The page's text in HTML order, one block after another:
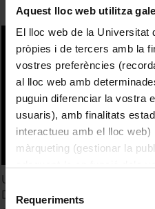
Aquest lloc web utilitza
El lloc web de la Universitat
pròpies i de tercers amb la
vostres preferències
al lloc web amb
puguin diferenciar la vostra
usuaris), amb finalitats
interactueu amb el lloc
màrqueting (gestionar la
consultar laPolítica de
Selecció
de Requeriments
Under pressure? Don't lose
Development of CMOS and